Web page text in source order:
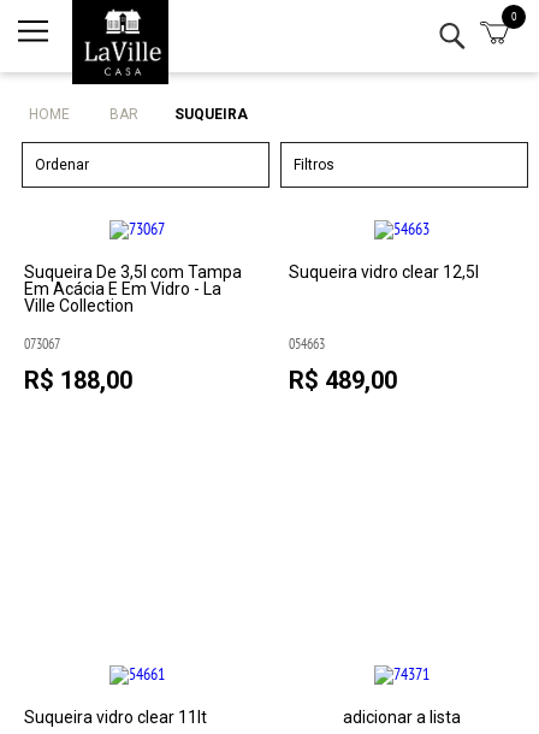
0
Minha conta
Lista de Presentes
Mesa
Eletro
Bar
Decor
HOME BAR SUQUEIRA
Filtros
Ordenar
Suqueira De 3,5l com Tampa
Em Acácia E Em Vidro - La
Ville Collection
073067
R$ 188,00
Suqueira vidro clear 12,5l
054663
R$ 489,00
Suqueira vidro clear 11lt adicionar a lista